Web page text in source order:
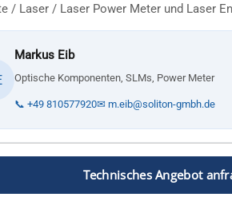
/ Laser/ Laser Power Meter und Laser
Markus Eib
Optische Komponenten, SLMs, Power Meter
📞 +49 810577920✉ m.eib@soliton-gmbh.de
Technisches Angebot